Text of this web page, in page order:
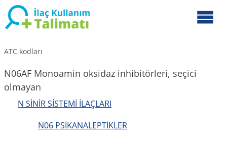
ATC kodları
N06AF Monoamin oksidaz inhibitörleri, seçici
olmayan
N SİNİR SİSTEMİ İLAÇLARI
N06 PSİKANALEPTİKLER